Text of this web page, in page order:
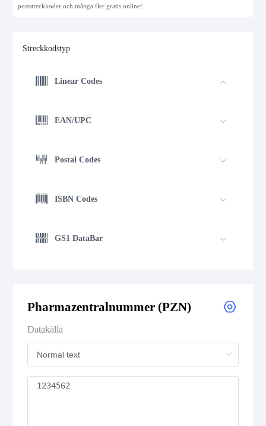
poststreckkoder och många fler gratis online!
Streckkodstyp
Linear Codes
EAN/UPC
Postal Codes
ISBN Codes
GS1 DataBar
HIBC Aztec Code
HIBC Codablock F
Pharmazentralnummer (PZN)
Datakälla